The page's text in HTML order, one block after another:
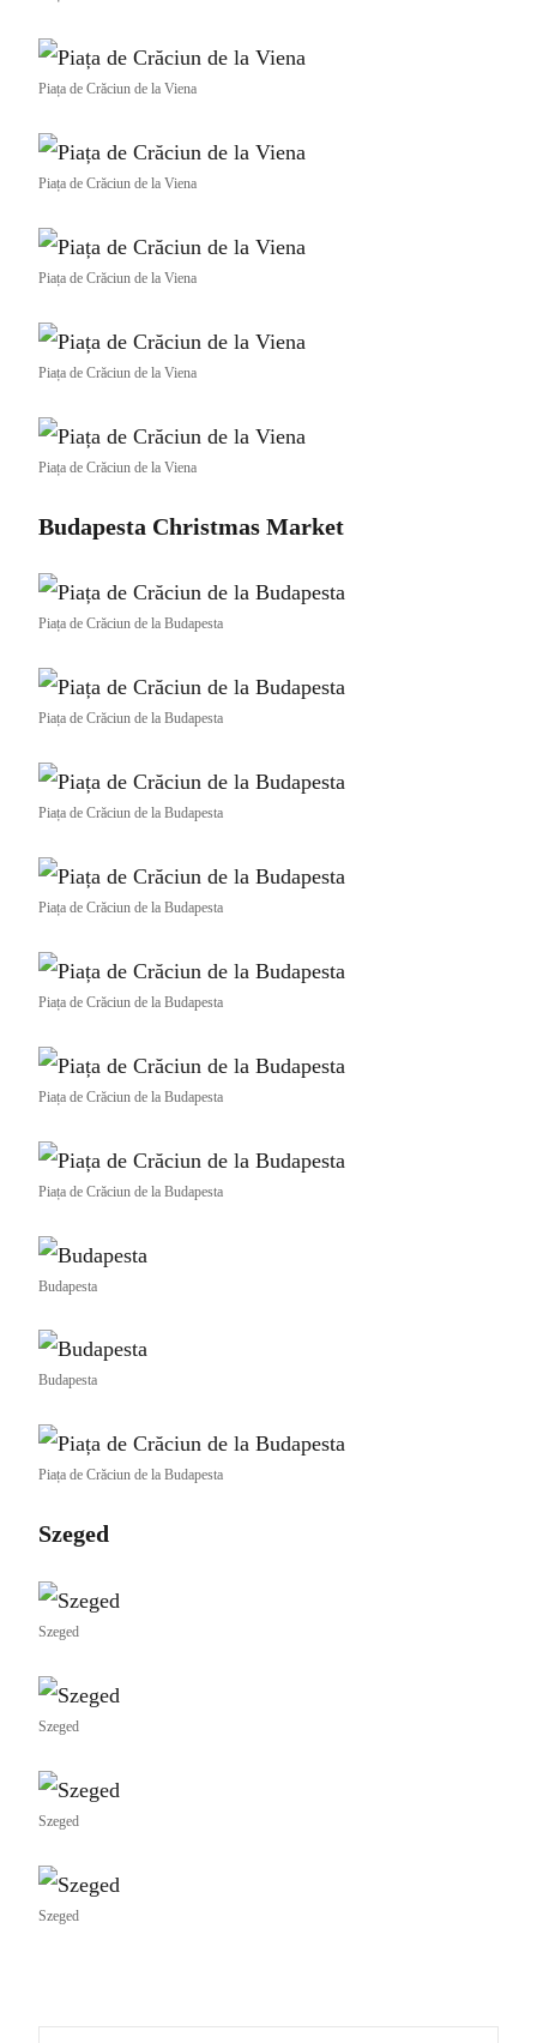
Piața de Crăciun de la Viena
Piața de Crăciun de la Viena
Piața de Crăciun de la Viena
Piața de Crăciun de la Viena
Piața de Crăciun de la Viena
Budapesta Christmas Market
Piața de Crăciun de la Budapesta
Piața de Crăciun de la Budapesta
Piața de Crăciun de la Budapesta
Piața de Crăciun de la Budapesta
Piața de Crăciun de la Budapesta
Piața de Crăciun de la Budapesta
Piața de Crăciun de la Budapesta
Budapesta
Budapesta
Piața de Crăciun de la Budapesta
Szeged
Szeged
Szeged
Szeged
Szeged